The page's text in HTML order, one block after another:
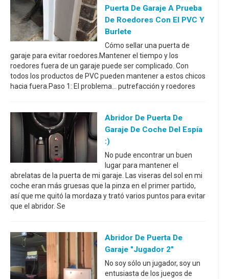
Puerta De Garaje A Prueba
De Roedores Con El PVC Y
Burlete
Cómo sellar una puerta de
garaje para evitar roedores.Mantener el tiempo y los
roedores fuera de un garaje puede ser complicado. Con
todos los productos de PVC pueden mantener a estos chicos
hacia fuera.Paso 1: El problema... putrefacción y roedores
Abridor De Puerta De
Garaje De Coche Del Espía
:)
No pude encontrar un buen
lugar para mantener el
abrelatas de la puerta de mi garaje. Las viseras del sol en mi
coche eran más gruesas que la pinza en el primer partido,
así que me quitó la mordaza y trató varios puntos para evitar
que el abridor. Se
Abridor De Puerta De
Garaje "jugador 2"
No soy sólo un jugador, soy un
entusiasta de los juegos de